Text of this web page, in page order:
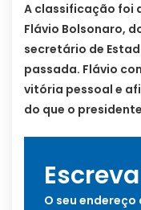
A classificação foi
Flávio Bolsonaro,
secretário de
passada. Flávio
vitória pessoal e
do que o
O seu